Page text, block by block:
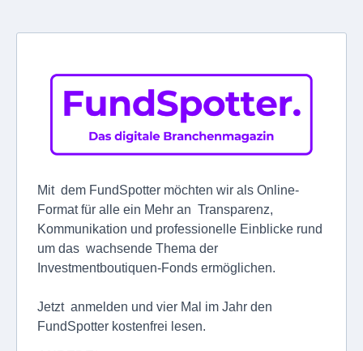
Mit dem FundSpotter möchten wir als Online-
Format für alle ein Mehr an Transparenz,
Kommunikation und professionelle Einblicke rund
um das wachsende Thema der
Investmentboutiquen-Fonds ermöglichen.
Jetzt anmelden und vier Mal im Jahr den
FundSpotter kostenfrei lesen.